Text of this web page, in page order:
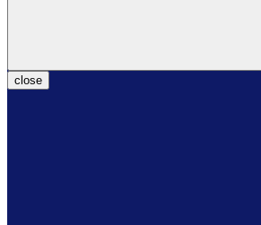
close